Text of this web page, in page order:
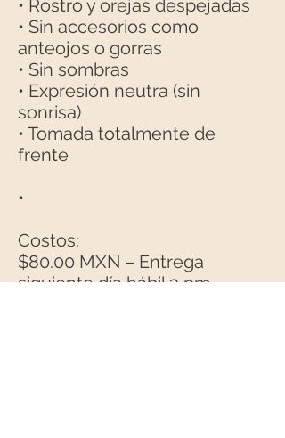
• Rostro y orejas despejadas
• Sin accesorios como
anteojos o gorras
• Sin sombras
• Expresión neutra (sin
sonrisa)
• Tomada totalmente de
frente
•
Costos:
$80.00 MXN – Entrega
siguiente día hábil 3 pm